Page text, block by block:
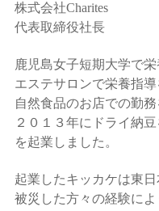
株式会社Charites
代表取締役社長
鹿児島女子短期大学で
エステサロンで栄養指導
自然食品のお店での勤務
２０１３年にドライ納
を起業しました。
起業したキッカケは東
被災した方々の経験によ